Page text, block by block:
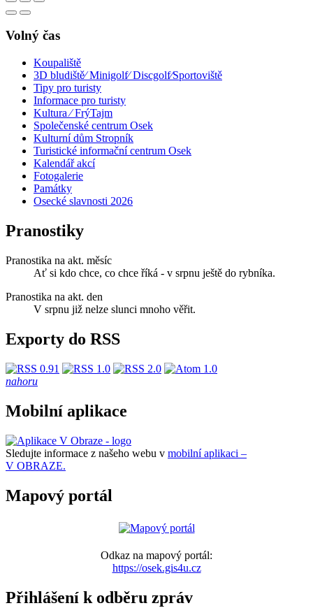
Volný čas
Koupaliště
3D bludiště⁄ Minigolf⁄ Discgolf⁄Sportoviště
Tipy pro turisty
Informace pro turisty
Kultura ⁄ FrýTajm
Společenské centrum Osek
Kulturní dům Stropník
Turistické informační centrum Osek
Kalendář akcí
Fotogalerie
Památky
Osecké slavnosti 2026
Pranostiky
Pranostika na akt. měsíc
Ať si kdo chce, co chce říká - v srpnu ještě do rybníka.
Pranostika na akt. den
V srpnu již nelze slunci mnoho věřit.
Exporty do RSS
nahoru
Mobilní aplikace
Sledujte informace z našeho webu v mobilní aplikaci –
V OBRAZE.
Mapový portál
Odkaz na mapový portál:
https://osek.gis4u.cz
Přihlášení k odběru zpráv